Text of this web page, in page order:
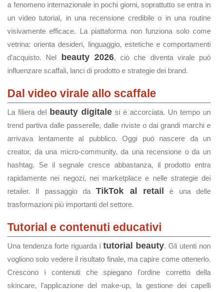
a fenomeno internazionale in pochi giorni, soprattutto se entra in
un video tutorial, in una recensione credibile o in una routine
visivamente efficace. La piattaforma non funziona solo come
vetrina: orienta desideri, linguaggio, estetiche e comportamenti
d'acquisto. Nel
beauty 2026, ciò che diventa virale può
influenzare scaffali, lanci di prodotto e strategie dei brand.
Dal video virale allo scaffale
La filiera del beauty digitale si è accorciata. Un tempo un
trend partiva dalle passerelle, dalle riviste o dai grandi marchi e
arrivava lentamente al pubblico. Oggi può nascere da un
creator, da una micro-community, da una recensione o da un
hashtag. Se il segnale cresce abbastanza, il prodotto entra
rapidamente nei negozi, nei marketplace e nelle strategie dei
retailer. Il passaggio daTikTok al retail
è una delle
trasformazioni più importanti del settore.
Tutorial e contenuti educativi
Una tendenza forte riguarda i tutorial beauty. Gli utenti non
vogliono solo vedere il risultato finale, ma capire come ottenerlo.
Crescono i contenuti che spiegano l'ordine corretto della
skincare, l'applicazione del make-up, la gestione dei capelli